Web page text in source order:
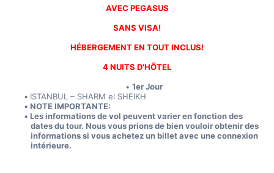
AVEC PEGASUS
SANS VISA!
HÉBERGEMENT EN TOUT INCLUS!
4 NUITS D'HÔTEL
1er Jour
ISTANBUL – SHARM el SHEIKH
NOTE IMPORTANTE:
Les informations de vol peuvent varier en fonction des
dates du tour. Nous vous prions de bien vouloir obtenir des
informations si vous achetez un billet avec une connexion
intérieure.